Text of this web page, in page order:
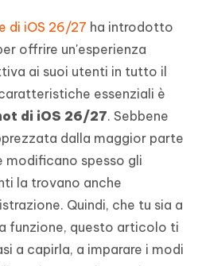
di iOS 26/27 ha introdotto
offrire un'esperienza
ai suoi utenti in tutto il
essenziali è
di iOS 26/27. Sebbene
dalla maggior parte
modificano spesso gli
la trovano anche
Quindi, che tu sia a
funzione, questo articolo ti
a capirla, a imparare i modi